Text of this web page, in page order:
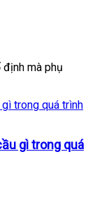
mà phụ
gì trong quá